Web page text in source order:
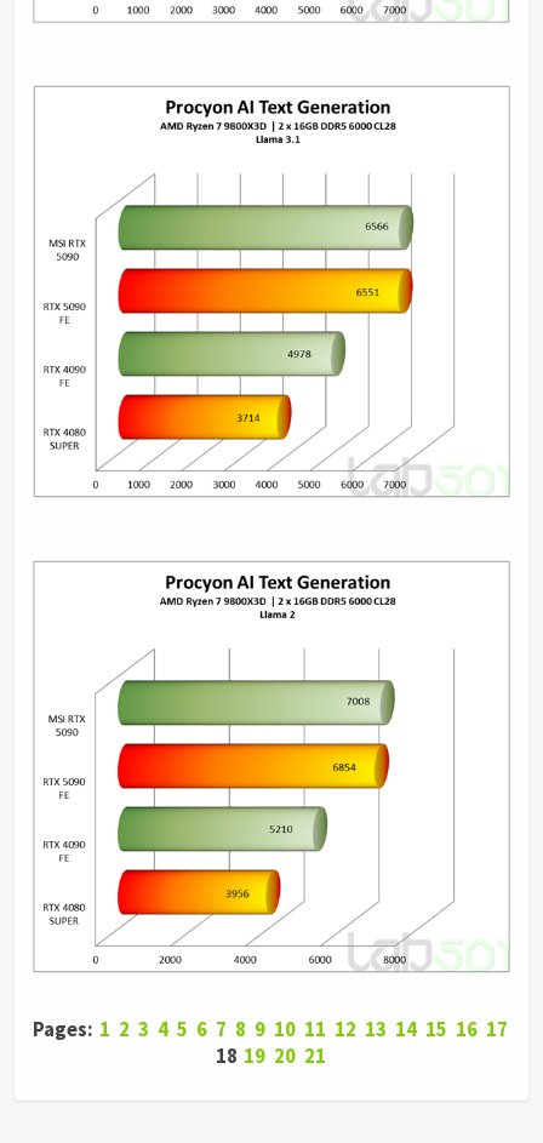
Pages: 1 2 3 4 5 6 7 8 9 10 11 12 13 14 15 16 17
18 19 20 21